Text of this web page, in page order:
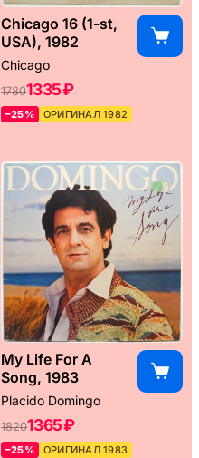
Chicago 16 (1-st,
USA), 1982
Chicago
17801335 ₽
–25% ОРИГИНАЛ 1982
My Life For A
Song, 1983
Placido Domingo
18201365 ₽
–25% ОРИГИНАЛ 1983